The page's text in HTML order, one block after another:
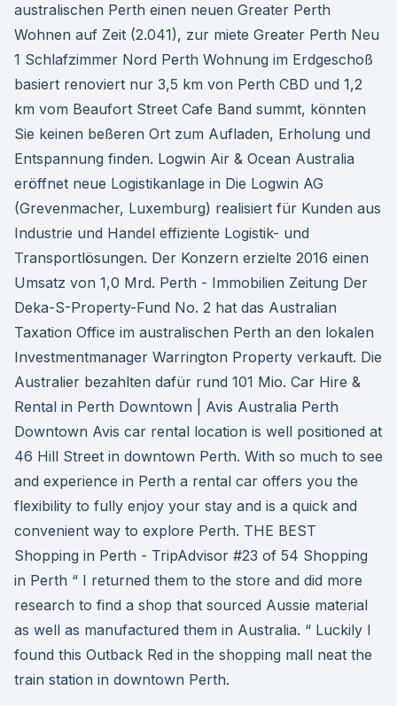
australischen Perth einen neuen Greater Perth
Wohnen auf Zeit (2.041), zur miete Greater Perth Neu
1 Schlafzimmer Nord Perth Wohnung im Erdgeschoß
basiert renoviert nur 3,5 km von Perth CBD und 1,2
km vom Beaufort Street Cafe Band summt, könnten
Sie keinen beßeren Ort zum Aufladen, Erholung und
Entspannung finden. Logwin Air & Ocean Australia
eröffnet neue Logistikanlage in Die Logwin AG
(Grevenmacher, Luxemburg) realisiert für Kunden aus
Industrie und Handel effiziente Logistik- und
Transportlösungen. Der Konzern erzielte 2016 einen
Umsatz von 1,0 Mrd. Perth - Immobilien Zeitung Der
Deka-S-Property-Fund No. 2 hat das Australian
Taxation Office im australischen Perth an den lokalen
Investmentmanager Warrington Property verkauft. Die
Australier bezahlten dafür rund 101 Mio. Car Hire &
Rental in Perth Downtown | Avis Australia Perth
Downtown Avis car rental location is well positioned at
46 Hill Street in downtown Perth. With so much to see
and experience in Perth a rental car offers you the
flexibility to fully enjoy your stay and is a quick and
convenient way to explore Perth. THE BEST
Shopping in Perth - TripAdvisor #23 of 54 Shopping
in Perth “ I returned them to the store and did more
research to find a shop that sourced Aussie material
as well as manufactured them in Australia. “ Luckily I
found this Outback Red in the shopping mall neat the
train station in downtown Perth.